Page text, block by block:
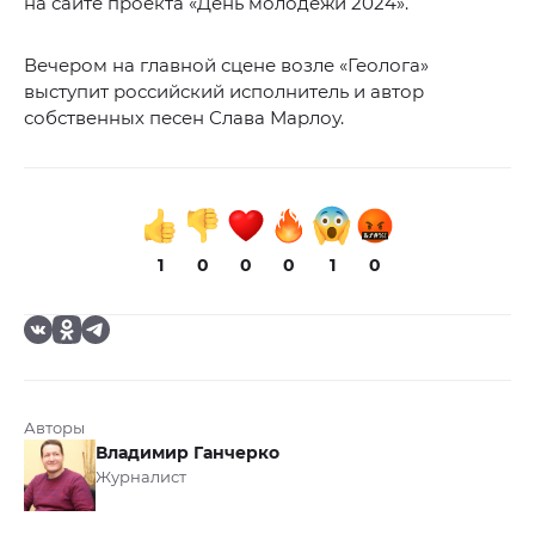
Вечером на главной сцене возле «Геолога»
выступит российский исполнитель и автор
собственных песен Слава Марлоу.
1 0 0 0 1 0
Авторы
Владимир Ганчерко
Журналист